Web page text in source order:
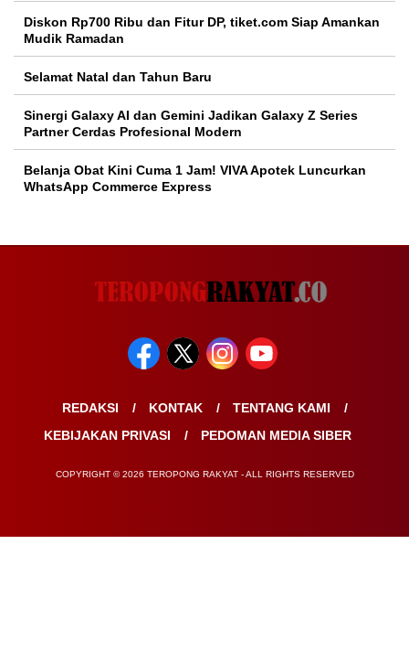
Diskon Rp700 Ribu dan Fitur DP, tiket.com Siap Amankan
Mudik Ramadan
Selamat Natal dan Tahun Baru
Sinergi Galaxy AI dan Gemini Jadikan Galaxy Z Series
Partner Cerdas Profesional Modern
Belanja Obat Kini Cuma 1 Jam! VIVA Apotek Luncurkan
WhatsApp Commerce Express
REDAKSI KONTAK
TENTANG KAMI
KEBIJAKAN PRIVASI
PEDOMAN MEDIA SIBER
COPYRIGHT © 2026 TEROPONG RAKYAT - ALL RIGHTS RESERVED